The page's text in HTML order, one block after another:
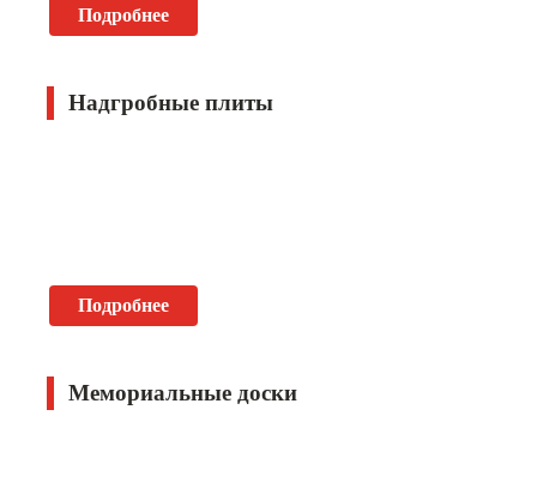
Подробнее
Надгробные плиты
Подробнее
Мемориальные доски